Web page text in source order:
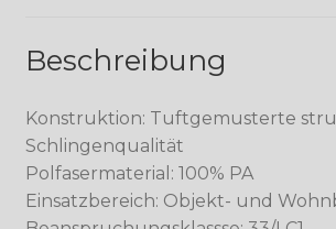
Beschreibung
Konstruktion: Tuftgemusterte
Schlingenqualität
Polfasermaterial: 100% PA
Einsatzbereich: Objekt- und